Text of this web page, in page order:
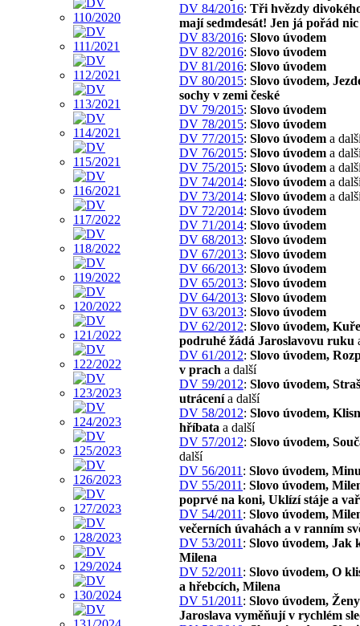
DV 84/2016: Tři hvězdy
mají sedmdesát! Jen já pořád nic
DV 83/2016: Slovo úvodem
DV 82/2016: Slovo úvodem
DV 81/2016: Slovo úvodem
DV 80/2015: Slovo úvodem,
sochy v zemi české
DV 79/2015: Slovo úvodem
DV 78/2015: Slovo úvodem
DV 77/2015: Slovo úvodem a
DV 76/2015: Slovo úvodem a
DV 75/2015: Slovo úvodem a
DV 74/2014: Slovo úvodem a
DV 73/2014: Slovo úvodem a
DV 72/2014: Slovo úvodem
DV 71/2014: Slovo úvodem
DV 68/2013: Slovo úvodem
DV 67/2013: Slovo úvodem
DV 66/2013: Slovo úvodem
DV 65/2013: Slovo úvodem
DV 64/2013: Slovo úvodem
DV 63/2013: Slovo úvodem
DV 62/2012: Slovo úvodem,
podruhé žádá Jaroslavovu ruku
DV 61/2012: Slovo úvodem,
v prach a další
DV 59/2012: Slovo úvodem,
utrácenía další
DV 58/2012: Slovo úvodem,
hříbata a další
DV 57/2012: Slovo úvodem,
další
DV 56/2011 : Slovo úvodem,
DV 55/2011 : Slovo úvodem,
poprvé na koni, Uklízí stáje a
DV 54/2011 : Slovo úvodem,
večerních úvahách a v ranním
DV 53/2011 : Slovo úvodem, Jak
Milena
DV 52/2011 : Slovo úvodem, O
a hřebcích, Milena
DV 51/2011 : Slovo úvodem,
Jaroslava vyměňují v rychlém